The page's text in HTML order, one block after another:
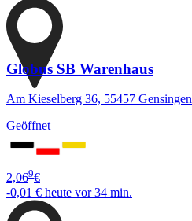
Globus SB Warenhaus
Am Kieselberg 36, 55457 Gensingen
Geöffnet
2,069€
-0,01 € heute vor 34 min.